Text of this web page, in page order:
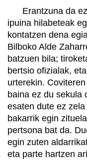
Erantzuna da
ipuina hilabeteak
kontatzen dena
Bilboko Alde
batzuen bila;
bertsio ofizialak,
urterekin.
baina ez du sekula
esaten dute ez
bakarrik egin
pertsona bat da.
egin zuten
eta parte hartzen